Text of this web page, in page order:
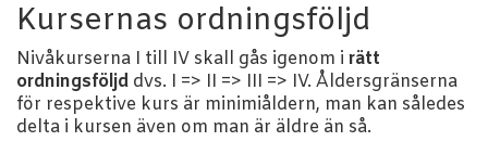
Kursernas ordningsföljd
Nivåkurserna I till IV skall gås igenom i rätt
ordningsföljd dvs. I => II => III => IV. Åldersgränserna
för respektive kurs är minimiåldern, man kan således
delta i kursen även om man är äldre än så.